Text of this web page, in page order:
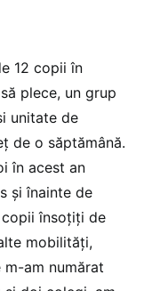
12 copii în
plece, un grup
unitate de
de o săptămână.
în acest an
și înainte de
însoțiți de
mobilități,
am numărat